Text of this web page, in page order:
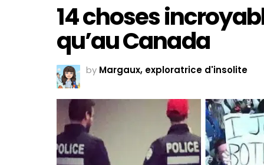
14 choses
qu’au Canada
by Margaux, exploratrice d'insolite